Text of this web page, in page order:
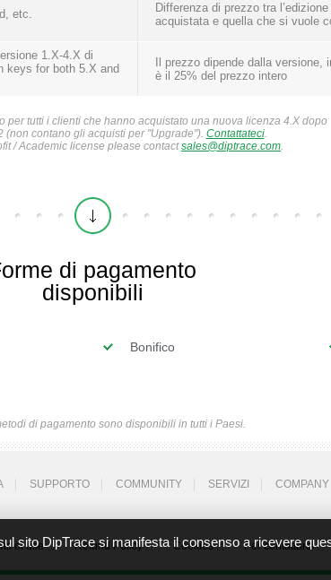
sito DipTrace si manifesta il consenso a ricevere
etc.
Differenza di prezzo tra l’edizione
acquistata e quella che si vuole
1.X-4.X di
keys for both 5.X and
Il prezzo dipende dalla versione,
è il 25% del prezzo intero
per tutti i clienti che hanno acquistato una nuova licenza 4.X dopo
(non contano gli acquisti per "Upgrade"). Contattateci.
/ Academic license please contactsales@diptrace.com.
di pagamento
disponibili
Bonifico
di pagamento sono disponibili in tutti i Paesi.
SUPPORTO COMMUNITY SERVIZI COMPANY
of use Refund Policy Cookies
Per contattarci